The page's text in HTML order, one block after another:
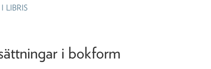
LIBRIS
i bokform